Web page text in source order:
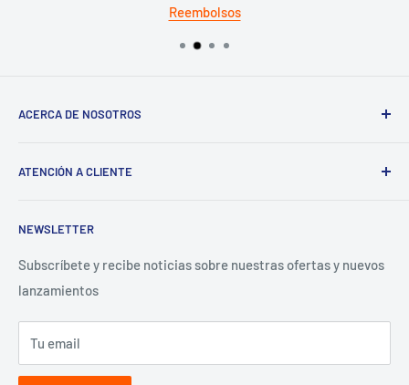
Reembolsos
ACERCA DE NOSOTROS
¿Tienes un Negocio? Regístrate aquí
ATENCIÓN A CLIENTE
Términos y Condiciones
Aviso de Privacidad
Contacto para proveedores
NEWSLETTER
Subscríbete y recibe noticias sobre nuestras ofertas y nuevos
lanzamientos
Tu email